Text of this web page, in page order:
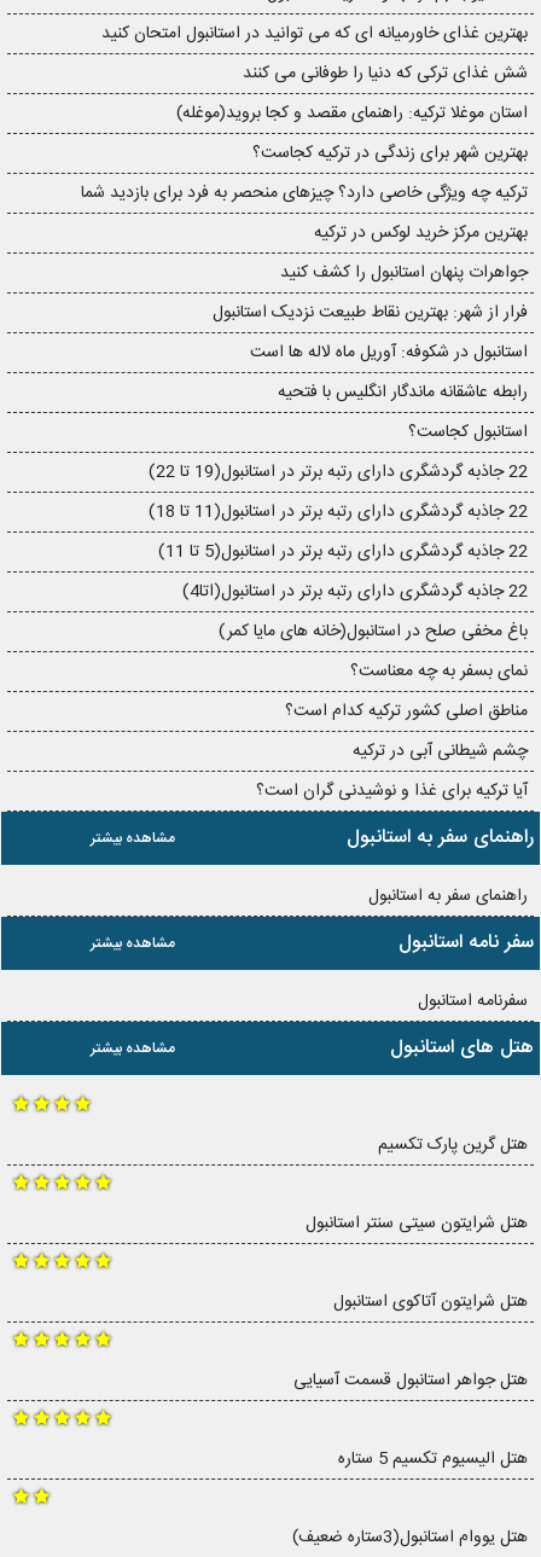
بهترین غذای خاورمیانه ای که می توانید در استانبول امتحان کنید
شش غذای ترکی که دنیا را طوفانی می کنند
استان موغلا ترکیه: راهنمای مقصد و کجا بروید(موغله)
بهترین شهر برای زندگی در ترکیه کجاست؟
ترکیه چه ویژگی خاصی دارد؟ چیزهای منحصر به فرد برای بازدید شما
بهترین مرکز خرید لوکس در ترکیه
جواهرات پنهان استانبول را کشف کنید
فرار از شهر: بهترین نقاط طبیعت نزدیک استانبول
استانبول در شکوفه: آوریل ماه لاله ها است
رابطه عاشقانه ماندگار انگلیس با فتحیه
استانبول کجاست؟
22 جاذبه گردشگری دارای رتبه برتر در استانبول(19 تا 22)
22 جاذبه گردشگری دارای رتبه برتر در استانبول(11 تا 18)
22 جاذبه گردشگری دارای رتبه برتر در استانبول(5 تا 11)
22 جاذبه گردشگری دارای رتبه برتر در استانبول(اتا4)
باغ مخفی صلح در استانبول(خانه های مایا کمر)
نمای بسفر به چه معناست؟
مناطق اصلی کشور ترکیه کدام است؟
چشم شیطانی آبی در ترکیه
آیا ترکیه برای غذا و نوشیدنی گران است؟
مشاهده بیشتر راهنمای سفر به استانبول
راهنمای سفر به استانبول
مشاهده بیشتر سفر نامه استانبول
سفرنامه استانبول
مشاهده بیشتر هتل های استانبول
هتل گرین پارک تکسیم
هتل شرایتون سیتی سنتر استانبول
هتل شرایتون آتاکوی استانبول
هتل جواهر استانبول قسمت آسیایی
هتل الیسیوم تکسیم 5 ستاره
هتل یووام استانبول(3ستاره ضعیف)